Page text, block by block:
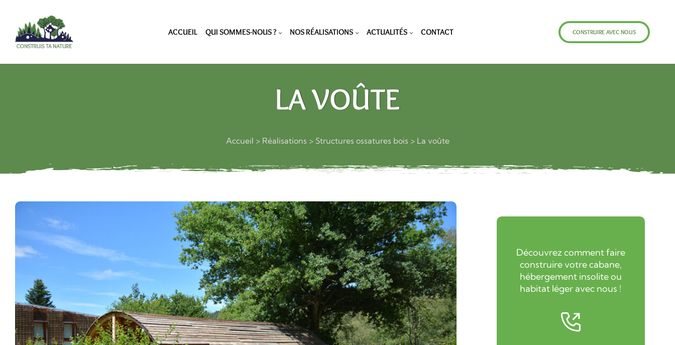
ACCUEIL QUI SOMMES-NOUS ? NOS RÉALISATIONS ACTUALITÉS CONTACT CONSTRUIRE AVEC NOUS
LA VOÛTE
Accueil > Réalisations > Structures ossatures bois > La voûte
Découvrez comment faire
construire votre cabane,
hébergement insolite ou
habitat léger avec nous !